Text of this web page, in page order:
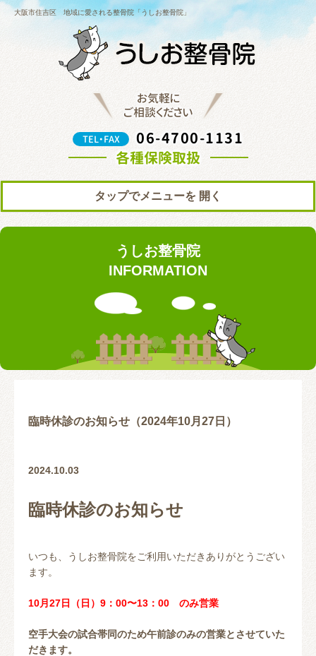
大阪市住吉区 地域に愛される整骨院「うしお整骨院」
お気軽に
ご相談ください
TEL・FAX
06-4700-1131
各種保険取扱
タップでメニューを
料金表
お知らせ
リアライン（骨盤矯正） トレーニング指導
うしお整骨院
INFORMATION
臨時休診のお知らせ（2024年10月27日）
2024.10.03
臨時休診のお知らせ
いつも、うしお整骨院をご利用いただきありがとうござい
ます。
10月27日（日）9：00〜13：00 のみ営業
空手大会の試合帯同のため午前診のみの営業とさせていた
だきます。